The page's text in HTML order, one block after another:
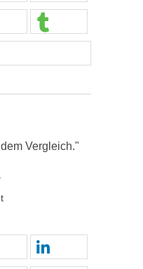
Vergleich."